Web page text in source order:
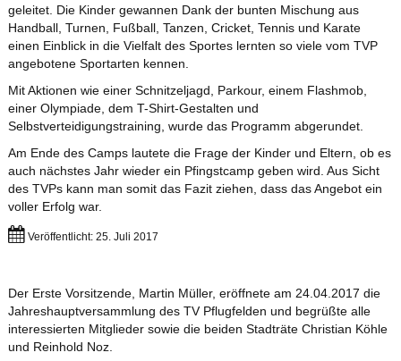
geleitet. Die Kinder gewannen Dank der bunten Mischung aus
Handball, Turnen, Fußball, Tanzen, Cricket, Tennis und Karate
einen Einblick in die Vielfalt des Sportes lernten so viele vom TVP
angebotene Sportarten kennen.
Mit Aktionen wie einer Schnitzeljagd, Parkour, einem Flashmob,
einer Olympiade, dem T-Shirt-Gestalten und
Selbstverteidigungstraining, wurde das Programm abgerundet.
Am Ende des Camps lautete die Frage der Kinder und Eltern, ob es
auch nächstes Jahr wieder ein Pfingstcamp geben wird. Aus Sicht
des TVPs kann man somit das Fazit ziehen, dass das Angebot ein
voller Erfolg war.
Veröffentlicht: 25. Juli 2017
Der Erste Vorsitzende, Martin Müller, eröffnete am 24.04.2017 die
Jahreshauptversammlung des TV Pflugfelden und begrüßte alle
interessierten Mitglieder sowie die beiden Stadträte Christian Köhle
und Reinhold Noz.